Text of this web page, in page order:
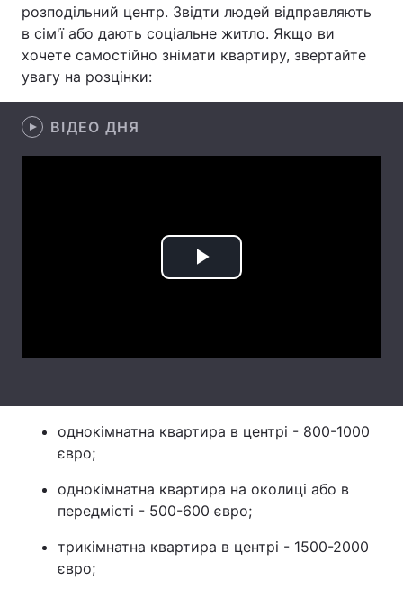
Тема оформлення
розподільний центр. Звідти людей відправляють
в сім'ї або дають соціальне житло. Якщо ви
хочете самостійно знімати квартиру, звертайте
увагу на розцінки:
ВІДЕО ДНЯ
Play
однокімнатна квартира в центрі - 800-1000
євро;
однокімнатна квартира на околиці або в
передмісті - 500-600 євро;
трикімнатна квартира в центрі - 1500-2000
євро;